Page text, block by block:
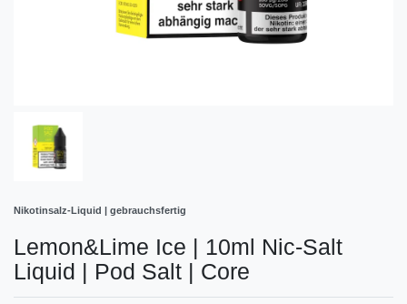
Nikotinsalz-Liquid | gebrauchsfertig
Lemon&Lime Ice | 10ml Nic-Salt
Liquid | Pod Salt | Core